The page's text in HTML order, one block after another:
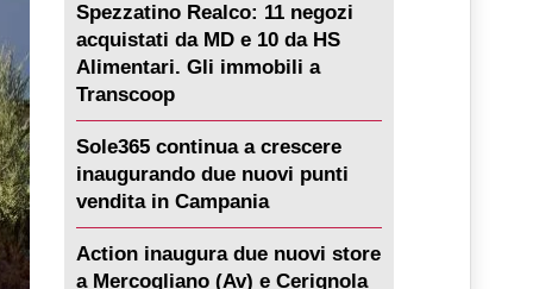
Spezzatino Realco: 11 negozi
acquistati da MD e 10 da HS
Alimentari. Gli immobili a
Transcoop
Sole365 continua a crescere
inaugurando due nuovi punti
vendita in Campania
Action inaugura due nuovi store
a Mercogliano (Av) e Cerignola